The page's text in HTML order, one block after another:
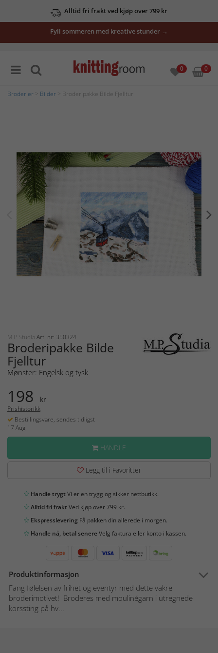
Alltid fri frakt ved kjøp over 799 kr
Fyll sommeren med kreative stunder →
0 0
Broderier Bilder > Broderipakke Bilde Fjelltur
M.P Studia Art. nr: 350324
Broderipakke Bilde
Fjelltur
Mønster: Engelsk og tysk
198 kr
Prishistorikk
Bestillingsvare, sendes tidligst
17 Aug
HANDLE
Legg til i Favoritter
Handle trygtVi er en trygg og sikker nettbutikk.
Alltid fri fraktVed kjøp over 799 kr.
Ekspresslevering Få pakken din allerede i morgen.
Handle nå, betal senereVelg faktura eller konto i kassen.
Produktinformasjon
Fang følelsen av frihet og eventyr med dette vakre
broderimotivet! Broderes med moulinégarn i utregnede
korssting på hv...